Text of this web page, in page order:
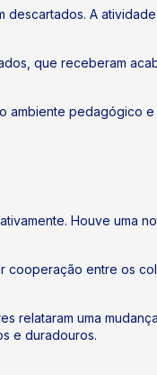
descartados. A
que receberam
ambiente pedagógico
Houve uma
entre os
relataram uma
e duradouros.